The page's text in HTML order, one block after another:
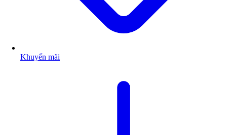
Khuyến mãi